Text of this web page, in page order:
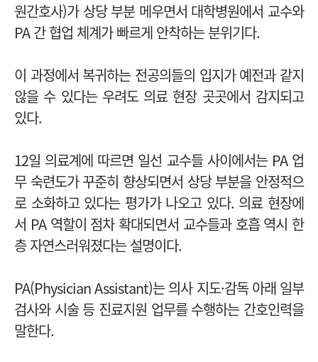
원간호사)가 상당 부분 메우면서 대학병원에서 교수와
PA 간 협업 체계가 빠르게 안착하는 분위기다.
이 과정에서 복귀하는 전공의들의 입지가 예전과 같지
않을 수 있다는 우려도 의료 현장 곳곳에서 감지되고
있다.
12일 의료계에 따르면 일선 교수들 사이에서는 PA 업
무 숙련도가 꾸준히 향상되면서 상당 부분을 안정적으
로 소화하고 있다는 평가가 나오고 있다. 의료 현장에
서 PA 역할이 점차 확대되면서 교수들과 호흡 역시 한
층 자연스러워졌다는 설명이다.
PA(Physician Assistant)는 의사 지도·감독 아래 일부
검사와 시술 등 진료지원 업무를 수행하는 간호인력을
말한다.